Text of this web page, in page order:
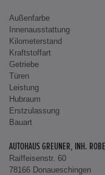
Außenfarbe
Innenausstattung
Kilometerstand
Kraftstoffart
Getriebe
Türen
Leistung
Hubraum
Erstzulassung
Bauart
AUTOHAUS GREUNER, INH.
Raiffeisenstr. 60
78166 Donaueschingen